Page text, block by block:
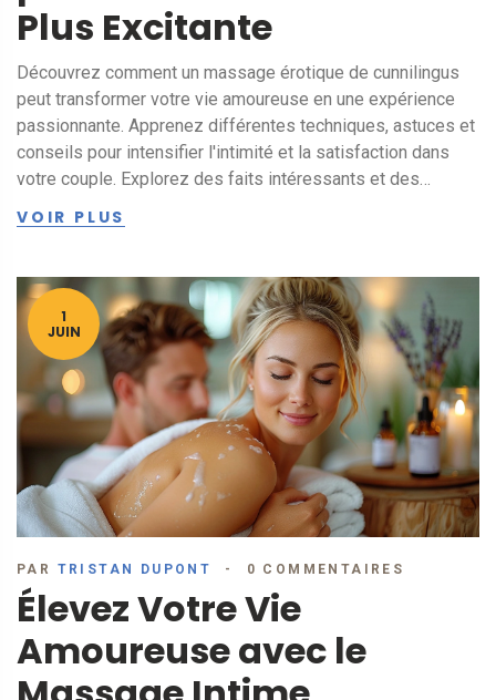
Plus Excitante
Découvrez comment un massage érotique de cunnilingus
peut transformer votre vie amoureuse en une expérience
passionnante. Apprenez différentes techniques, astuces et
conseils pour intensifier l'intimité et la satisfaction dans
votre couple. Explorez des faits intéressants et des
VOIR PLUS
1
JUIN
PAR TRISTAN DUPONT 0 COMMENTAIRES
Élevez Votre Vie
Amoureuse avec le